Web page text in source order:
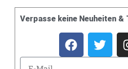
Verpasse keine Neuheiten &